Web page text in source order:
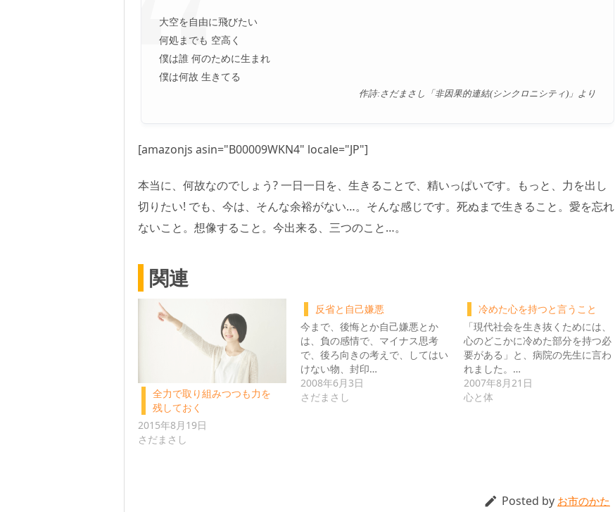
大空を自由に飛びたい
何処までも 空高く
僕は誰 何のために生まれ
僕は何故 生きてる
作詩:さだまさし「非因果的連結(シンクロニシティ)」より
[amazonjs asin="B00009WKN4" locale="JP"]
本当に、何故なのでしょう? 一日一日を、生きることで、精いっぱいです。もっと、力を出し
切りたい! でも、今は、そんな余裕がない…。そんな感じです。死ぬまで生きること。愛を忘れ
ないこと。想像すること。今出来る、三つのこと…。
関連
全力で取り組みつつも力を
残しておく
2015年8月19日
さだまさし
反省と自己嫌悪
今まで、後悔とか自己嫌悪とか
は、負の感情で、マイナス思考
で、後ろ向きの考えで、してはい
けない物、封印…
2008年6月3日
さだまさし
冷めた心を持つと言うこと
「現代社会を生き抜くためには、
心のどこかに冷めた部分を持つ必
要がある」と、病院の先生に言わ
れました。…
2007年8月21日
心と体
 Posted by お市のかた